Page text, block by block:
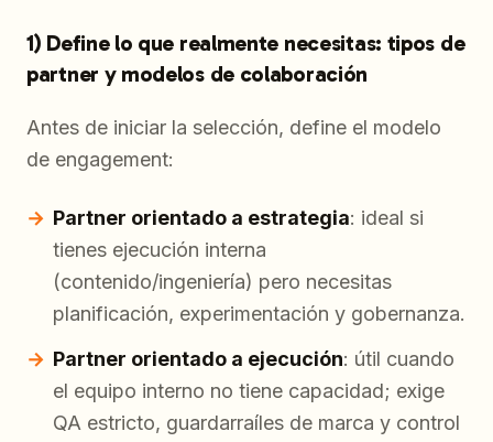
1) Define lo que realmente necesitas: tipos de
partner y modelos de colaboración
Antes de iniciar la selección, define el modelo
de engagement:
Partner orientado a estrategia: ideal si
tienes ejecución interna
(contenido/ingeniería) pero necesitas
planificación, experimentación y gobernanza.
Partner orientado a ejecución: útil cuando
el equipo interno no tiene capacidad; exige
QA estricto, guardarraíles de marca y control